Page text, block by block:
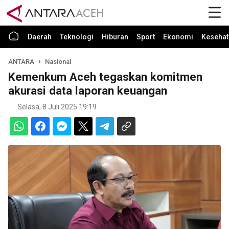
Daerah Teknologi Hiburan Sport Ekonomi
ANTARA Nasional
Kemenkum Aceh tegaskan komitmen
akurasi data laporan keuangan
Selasa, 8 Juli 2025 19:19